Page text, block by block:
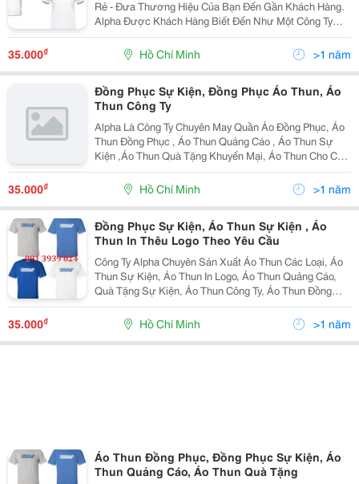
Rẻ - Đưa Thương Hiệu Của Bạn Đến Gần Khách Hàng.
Alpha Được Khách Hàng Biết Đến Như Một Công Ty
Hàng Đầu Trong Lĩnh Vực May Đồng Phục Giá Rẻ ,
Chúng Tôi Luôn Luôn Cam Kết Mang Đến Cho Khách
Hàng Nhữ
35.000₫ Hồ Chí Minh >1 năm
Đồng Phục Sự Kiện, Đồng Phục Áo Thun, Áo
Thun Công Ty
Alpha Là Công Ty Chuyên May Quần Áo Đồng Phục, Áo
Thun Đồng Phục , Áo Thun Quảng Cáo , Áo Thun Sự
Kiện ,Áo Thun Quà Tặng Khuyến Mại, Áo Thun Cho Các
Quỹ Bảo Vệ Môi Trường, Quỹ Từ Thiện&Hellip;Áo Thun
Đồng Phục Nhà Hàng , Áo Thun Đồng Phục Quán Ăn
35.000₫ Hồ Chí Minh >1 năm
Đồng Phục Sự Kiện, Áo Thun Sự Kiện , Áo
Thun In Thêu Logo Theo Yêu Cầu
Công Ty Alpha Chuyên Sản Xuất Áo Thun Các Loại, Áo
Thun Sự Kiện, Áo Thun In Logo, Áo Thun Quảng Cáo,
Quà Tặng Sự Kiện, Áo Thun Công Ty, Áo Thun Đồng
Phục. In Thêu Logo, Slogen Theo Yêu Cầu . Đồng Phục
Công Sở, Áo Sơ Mi Văn Phòng Đồng Phục Bảo H
35.000₫ Hồ Chí Minh >1 năm
Áo Thun Đồng Phục, Đồng Phục Sự Kiện, Áo
Thun Quảng Cáo, Áo Thun Quà Tặng